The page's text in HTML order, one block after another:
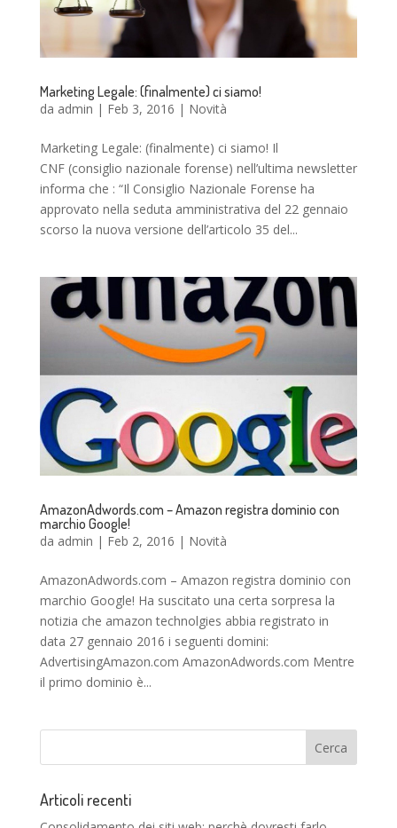
Marketing Legale: (finalmente) ci siamo!
da admin | Feb 3, 2016 | Novità
Marketing Legale: (finalmente) ci siamo! Il
CNF (consiglio nazionale forense) nell’ultima newsletter
informa che : “Il Consiglio Nazionale Forense ha
approvato nella seduta amministrativa del 22 gennaio
scorso la nuova versione dell’articolo 35 del...
AmazonAdwords.com – Amazon registra dominio con
marchio Google!
da admin | Feb 2, 2016 | Novità
AmazonAdwords.com – Amazon registra dominio con
marchio Google! Ha suscitato una certa sorpresa la
notizia che amazon technolgies abbia registrato in
data 27 gennaio 2016 i seguenti domini:
AdvertisingAmazon.com AmazonAdwords.com Mentre
il primo dominio è...
Articoli recenti